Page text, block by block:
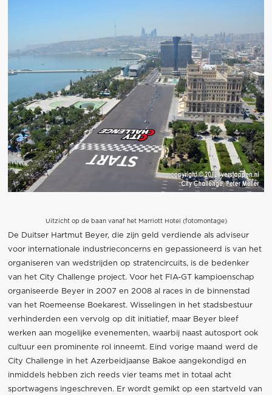
Uitzicht op de baan vanaf het Marriott Hotel (fotomontage)
De Duitser Hartmut Beyer, die zijn geld verdiende als adviseur
voor internationale industrieconcerns en gepassioneerd is van het
organiseren van wedstrijden op stratencircuits, is de bedenker
van het City Challenge project. Voor het FIA-GT kampioenschap
organiseerde Beyer in 2007 en 2008 al races in de binnenstad
van het Roemeense Boekarest. Wisselingen in het stadsbestuur
verhinderden een vervolg op dit initiatief, maar Beyer bleef
werken aan mogelijke evenementen, waarbij naast autosport ook
cultuur een prominente rol inneemt. Eind vorige maand werd de
City Challenge in het Azerbeidjaanse Bakoe aangekondigd en
inmiddels hebben zich reeds vier teams met in totaal acht
sportwagens ingeschreven. Er wordt gemikt op een startveld van